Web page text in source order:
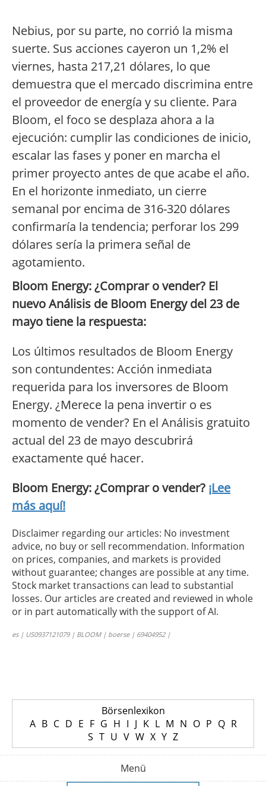
Nebius, por su parte, no corrió la misma
suerte. Sus acciones cayeron un 1,2% el
viernes, hasta 217,21 dólares, lo que
demuestra que el mercado discrimina entre
el proveedor de energía y su cliente. Para
Bloom, el foco se desplaza ahora a la
ejecución: cumplir las condiciones de inicio,
escalar las fases y poner en marcha el
primer proyecto antes de que acabe el año.
En el horizonte inmediato, un cierre
semanal por encima de 316-320 dólares
confirmaría la tendencia; perforar los 299
dólares sería la primera señal de
agotamiento.
Bloom Energy: ¿Comprar o vender? El
nuevo Análisis de Bloom Energy del 23 de
mayo tiene la respuesta:
Los últimos resultados de Bloom Energy
son contundentes: Acción inmediata
requerida para los inversores de Bloom
Energy. ¿Merece la pena invertir o es
momento de vender? En el Análisis gratuito
actual del 23 de mayo descubrirá
exactamente qué hacer.
Bloom Energy: ¿Comprar o vender? ¡Lee
más aquí!
Disclaimer regarding our articles: No investment
advice, no buy or sell recommendation. Information
on prices, companies, and markets is provided
without guarantee; changes are possible at any time.
Stock market transactions can lead to substantial
losses. Our articles are created and reviewed in whole
or in part automatically with the support of AI.
es | US0937121079 | BLOOM | boerse | 69404952 |
Börsenlexikon
A B C D E F G H I J K L M N O P Q R
S T U V W X Y Z
Menü